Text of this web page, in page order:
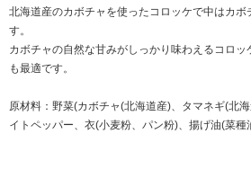
北海道産のカボチャを使ったコロッケで中はカ
す。
カボチャの自然な甘みがしっかり味わえるコロ
も最適です。
原材料：野菜(カボチャ(北海道産)、タマネギ(北
イトペッパー、衣(小麦粉、パン粉)、揚げ油(菜